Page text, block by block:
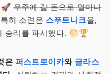
우주에 갈 돈으로 얼마나
히 소련은 스푸트니크을,
승리를 과시했다. 🌕🏆
은 퍼스트로이카와 글라스